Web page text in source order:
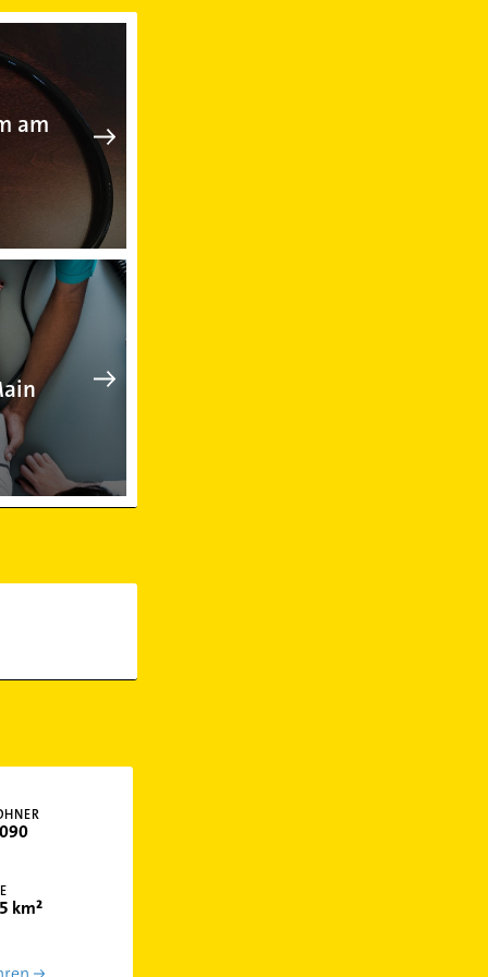
Main
am
in Rüsselsheim am Main
Main in Rüsselsheim am
km²